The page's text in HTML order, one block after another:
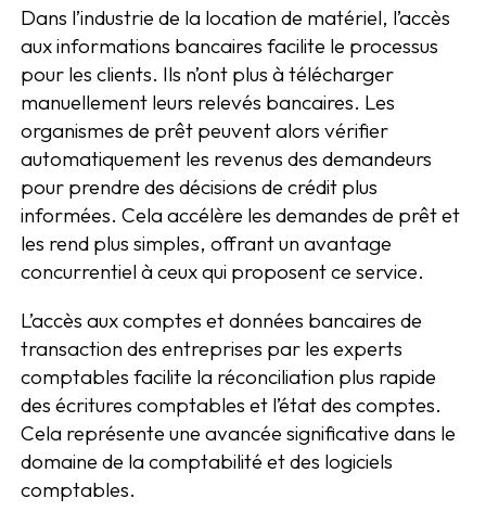
Dans l’industrie de la location de matériel, l’accès
aux informations bancaires facilite le processus
pour les clients. Ils n’ont plus à télécharger
manuellement leurs relevés bancaires. Les
organismes de prêt peuvent alors vérifier
automatiquement les revenus des demandeurs
pour prendre des décisions de crédit plus
informées. Cela accélère les demandes de prêt et
les rend plus simples, offrant un avantage
concurrentiel à ceux qui proposent ce service.
L’accès aux comptes et données bancaires de
transaction des entreprises par les experts
comptables facilite la réconciliation plus rapide
des écritures comptables et l’état des comptes.
Cela représente une avancée significative dans le
domaine de la comptabilité et des logiciels
comptables.